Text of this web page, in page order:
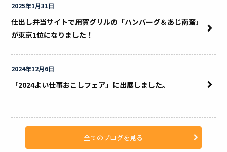
2025年1月31日
仕出し弁当サイトで用賀グリルの「ハンバーグ＆あじ南蛮」
が東京1位になりました！
2024年12月6日
「2024よい仕事おこしフェア」に出展しました。
全てのブログを見る